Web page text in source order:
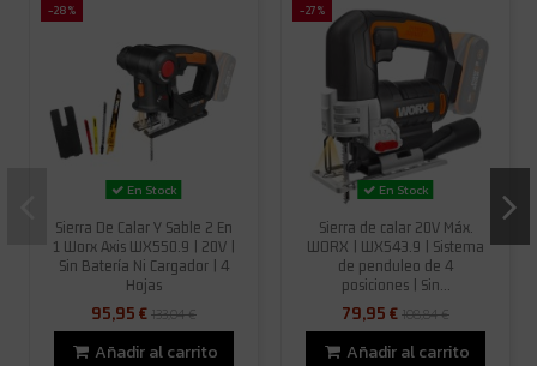
-28%
En Stock
Sierra De Calar Y Sable 2 En
1 Worx Axis WX550.9 | 20V |
Sin Batería Ni Cargador | 4
Hojas
95,95 €133,04 €
Añadir al carrito
-27%
En Stock
Sierra de calar 20V Máx.
WORX | WX543.9 | Sistema
de penduleo de 4
posiciones | Sin...
79,95 €108,84 €
Añadir al carrito